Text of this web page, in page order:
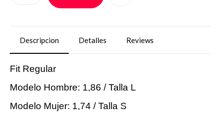
Descripcion Detalles Reviews
Fit Regular
Modelo Hombre: 1,86 / Talla L
Modelo Mujer: 1,74 / Talla S